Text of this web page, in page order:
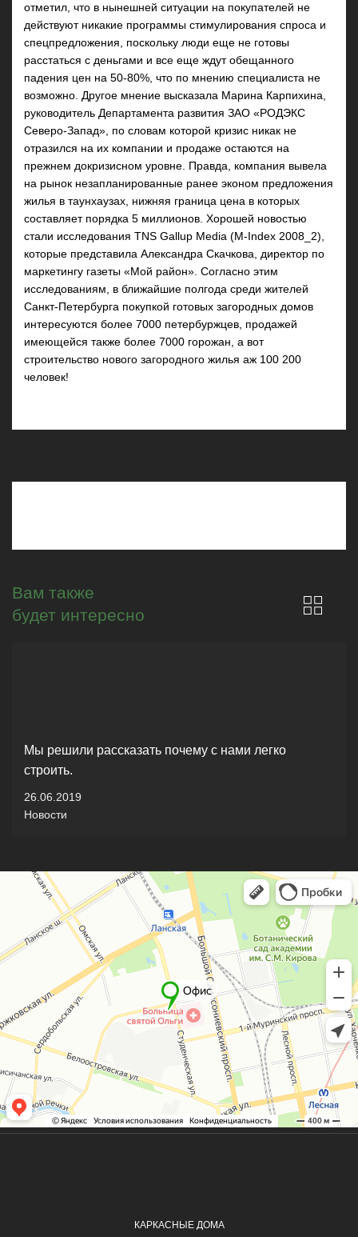
отметил, что в нынешней ситуации на покупателей не
действуют никакие программы стимулирования спроса и
спецпредложения, поскольку люди еще не готовы
расстаться с деньгами и все еще ждут обещанного
падения цен на 50-80%, что по мнению специалиста не
возможно. Другое мнение высказала Марина Карпихина,
руководитель Департамента развития ЗАО «РОДЭКС
Северо-Запад», по словам которой кризис никак не
отразился на их компании и продаже остаются на
прежнем докризисном уровне. Правда, компания вывела
на рынок незапланированные ранее эконом предложения
жилья в таунхаузах, нижняя граница цена в которых
составляет порядка 5 миллионов. Хорошей новостью
стали исследования TNS Gallup Media (M-Index 2008_2),
которые представила Александра Скачкова, директор по
маркетингу газеты «Мой район». Согласно этим
исследованиям, в ближайшие полгода среди жителей
Санкт-Петербурга покупкой готовых загородных домов
интересуются более 7000 петербуржцев, продажей
имеющейся также более 7000 горожан, а вот
строительство нового загородного жилья аж 100 200
человек!
Вам также
будет интересно
Мы решили рассказать почему с нами легко
строить.
26.06.2019
Новости
КАРКАСНЫЕ ДОМА